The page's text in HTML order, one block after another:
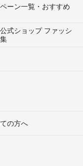
ーン一覧・おすすめ
式ショップ ファッシ
の方へ